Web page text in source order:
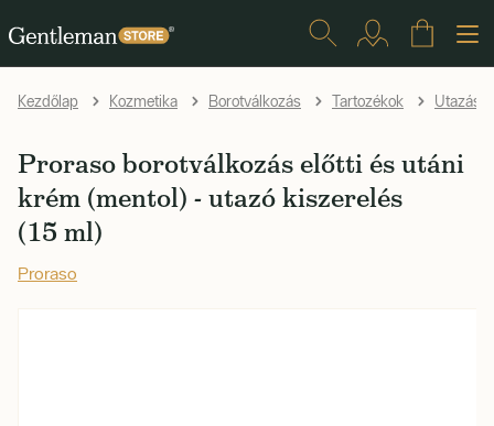
Kezdőlap Kozmetika Borotválkozás Tartozékok
Proraso borotválkozás előtti és utáni
krém (mentol) - utazó kiszerelés
(15 ml)
Proraso